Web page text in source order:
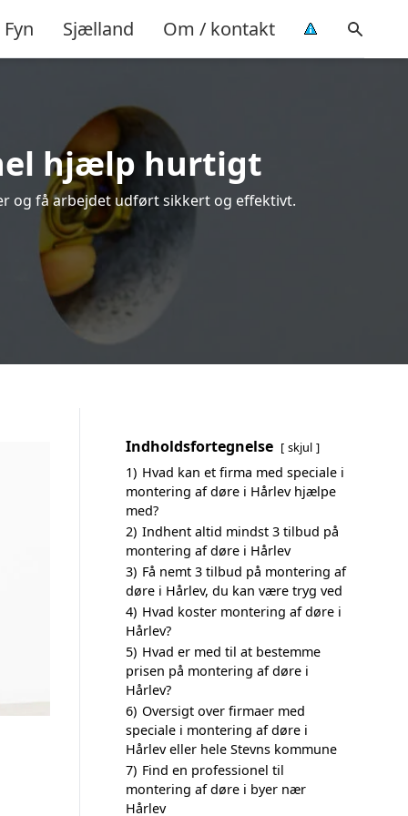
Fyn Sjælland Om / kontakt
hjælp hurtigt
og få arbejdet udført sikkert og effektivt.
Indholdsfortegnelse skjul
1) Hvad kan et firma med speciale i
montering af døre i Hårlev hjælpe
med?
2) Indhent altid mindst 3 tilbud på
montering af døre i Hårlev
3) Få nemt 3 tilbud på montering af
døre i Hårlev, du kan være tryg ved
4) Hvad koster montering af døre i
Hårlev?
5) Hvad er med til at bestemme
prisen på montering af døre i
Hårlev?
6) Oversigt over firmaer med
speciale i montering af døre i
Hårlev eller hele Stevns kommune
7) Find en professionel til
montering af døre i byer nær
Hårlev